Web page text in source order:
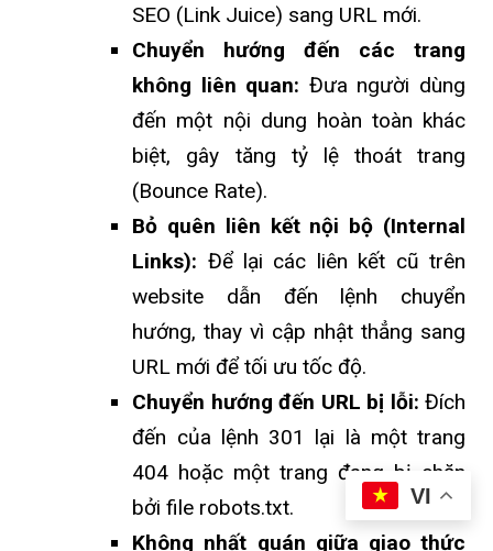
SEO (Link Juice) sang URL mới.
Chuyển hướng đến các trang
không liên quan: Đưa người dùng
đến một nội dung hoàn toàn khác
biệt, gây tăng tỷ lệ thoát trang
(Bounce Rate).
Bỏ quên liên kết nội bộ (Internal
Links): Để lại các liên kết cũ trên
website dẫn đến lệnh chuyển
hướng, thay vì cập nhật thẳng sang
URL mới để tối ưu tốc độ.
Chuyển hướng đến URL bị lỗi: Đích
đến của lệnh 301 lại là một trang
404 hoặc một trang đang bị chặn
bởi file robots.txt.
Không nhất quán giữa giao thức
VI